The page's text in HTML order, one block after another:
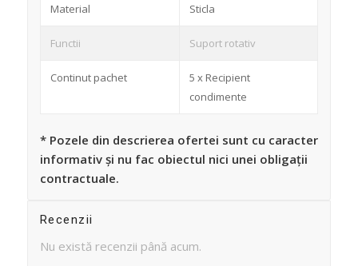
Material Sticla
Functii Suport rotativ
Continut pachet
5 x Recipient
condimente
* Pozele din descrierea ofertei sunt cu caracter
informativ și nu fac obiectul nici unei obligații
contractuale.
Recenzii
Nu există recenzii până acum.